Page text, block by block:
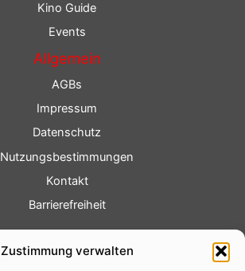
Zustimmung verwalten
Kino Guide
Events
Allgemein
AGBs
Impressum
Datenschutz
Nutzungsbestimmungen
Kontakt
Barrierefreiheit
Fotoservice